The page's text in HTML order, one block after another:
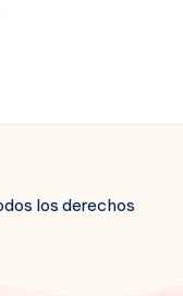
los derechos